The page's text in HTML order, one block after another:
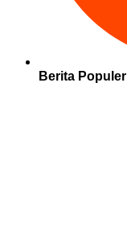
Berita Populer